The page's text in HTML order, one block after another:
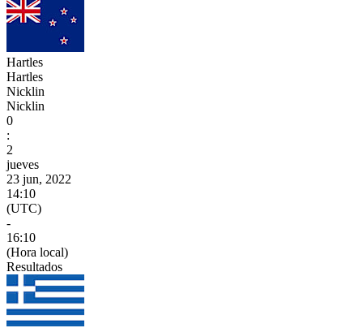
Hartles
Hartles
Nicklin
Nicklin
0
:
2
jueves
23 jun, 2022
14:10
(UTC)
-
16:10
(Hora local)
Resultados